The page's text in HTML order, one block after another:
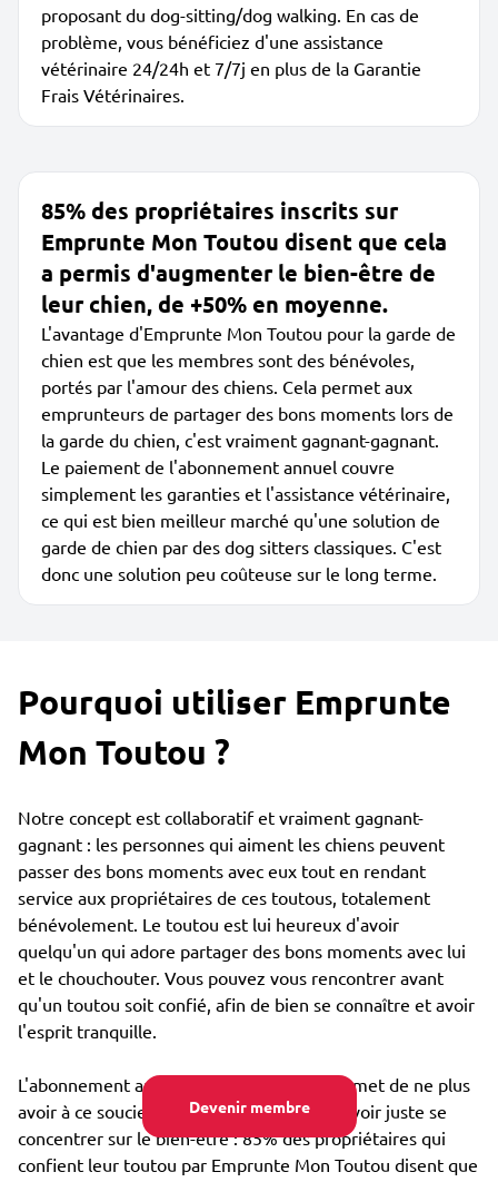
Devenir membre
proposant du dog-sitting/dog walking. En cas de
problème, vous bénéficiez d'une assistance
vétérinaire 24/24h et 7/7j en plus de la Garantie
Frais Vétérinaires.
85% des propriétaires inscrits sur
Emprunte Mon Toutou disent que cela
a permis d'augmenter le bien-être de
leur chien, de +50% en moyenne.
L'avantage d'Emprunte Mon Toutou pour la garde de
chien est que les membres sont des bénévoles,
portés par l'amour des chiens. Cela permet aux
emprunteurs de partager des bons moments lors de
la garde du chien, c'est vraiment gagnant-gagnant.
Le paiement de l'abonnement annuel couvre
simplement les garanties et l'assistance vétérinaire,
ce qui est bien meilleur marché qu'une solution de
garde de chien par des dog sitters classiques. C'est
donc une solution peu coûteuse sur le long terme.
Pourquoi utiliser Emprunte
Mon Toutou ?
Notre concept est collaboratif et vraiment gagnant-
gagnant : les personnes qui aiment les chiens peuvent
passer des bons moments avec eux tout en rendant
service aux propriétaires de ces toutous, totalement
bénévolement. Le toutou est lui heureux d'avoir
quelqu'un qui adore partager des bons moments avec lui
et le chouchouter. Vous pouvez vous rencontrer avant
qu'un toutou soit confié, afin de bien se connaître et avoir
l'esprit tranquille.
L'abonnement annuel très bon marché permet de ne plus
avoir à ce soucier du coût de garde, et pouvoir juste se
concentrer sur le bien-être : 85% des propriétaires qui
confient leur toutou par Emprunte Mon Toutou disent que